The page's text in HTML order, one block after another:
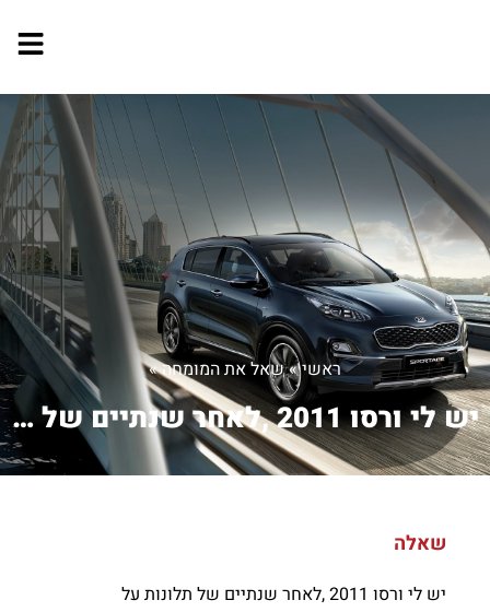
ראשי»שאל את המומחה»
יש לי ורסו 2011 ,לאחר שנתיים של תלונו...
שאלה
יש לי ורסו 2011 ,לאחר שנתיים של תלונות על